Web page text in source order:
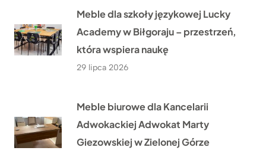
Meble dla szkoły językowej Lucky
Academy w Biłgoraju – przestrzeń,
która wspiera naukę
29 lipca 2026
Meble biurowe dla Kancelarii
Adwokackiej Adwokat Marty
Giezowskiej w Zielonej Górze